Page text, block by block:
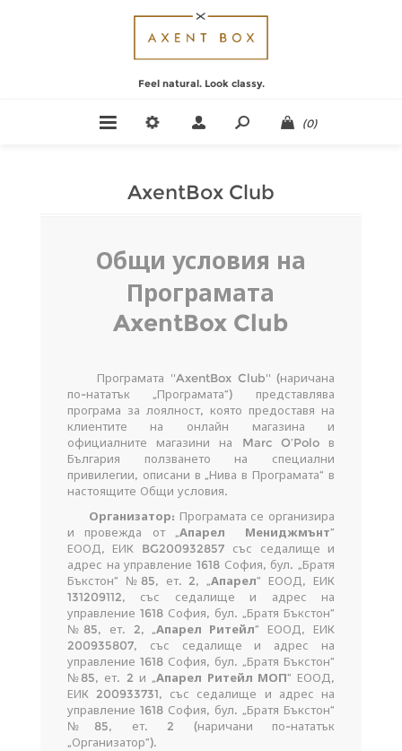
Feel natural. Look classy.
(0)
AxentBox Club
Общи условия на
Програмата
AxentBox Club
Програмата ''AxentBox Club'' (наричана
по-нататък „Програмата“) представлява
програма за лоялност, която предоставя на
клиентите на онлайн магазина и
официалните магазини на Marc O’Polo в
България ползването на специални
привилегии, описани в „Нива в Програмата“ в
настоящите Общи условия.
Организатор: Програмата се организира
и провежда от „Апарел Мениджмънт”
ЕООД, ЕИК BG200932857 със седалище и
адрес на управление 1618 София, бул. „Братя
Бъкстон“ №85, ет. 2, „Апарел“ ЕООД, ЕИК
131209112, със седалище и адрес на
управление 1618 София, бул. „Братя Бъкстон“
№85, ет. 2, „Апарел Ритейл“ ЕООД, ЕИК
200935807, със седалище и адрес на
управление 1618 София, бул. „Братя Бъкстон“
№85, ет. 2 и „Апарел Ритейл МОП“ ЕООД,
ЕИК 200933731, със седалище и адрес на
управление 1618 София, бул. „Братя Бъкстон“
№85, ет. 2 (наричани по-нататък
„Организатор“).